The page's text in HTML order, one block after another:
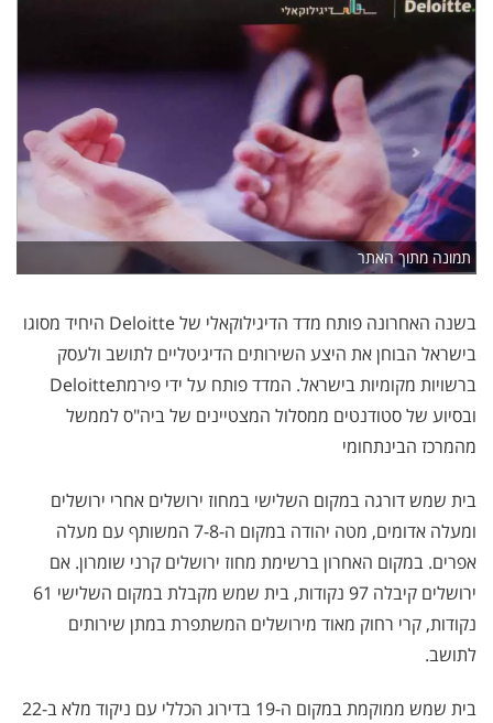
תמונה מתוך האתר
בשנה האחרונה פותח מדד הדיגילוקאלי שלDeloitte היחיד מסוגו
בישראל הבוחן את היצע השירותים הדיגיטליים לתושב ולעסק
ברשויות מקומיות בישראל. המדד פותח על ידי פירמתDeloitte
ובסיוע של סטודנטים ממסלול המצטיינים של ביה"ס לממשל
מהמרכז הבינתחומי
בית שמש דורגה במקום השלישי במחוז ירושלים אחרי ירושלים
ומעלה אדומים, מטה יהודה במקום ה-7-8 המשותף עם מעלה
אפרים. במקום האחרון ברשימת מחוז ירושלים קרני שומרון. אם
ירושלים קיבלה 97 נקודות, בית שמש מקבלת במקום השלישי 61
נקודות, קרי רחוק מאוד מירושלים המשתפרת במתן שירותים
לתושב.
בית שמש ממוקמת במקום ה-19 בדירוג הכללי עם ניקוד מלא ב-22